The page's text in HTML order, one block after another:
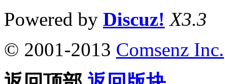
Powered by Discuz! X3.3
© 2001-2013 Comsenz Inc.